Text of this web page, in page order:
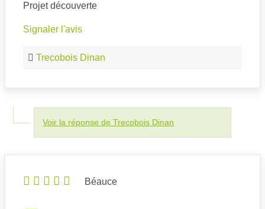
Projet découverte
Signaler l'avis
Trecobois Dinan
Voir la réponse de Trecobois Dinan
Béauce